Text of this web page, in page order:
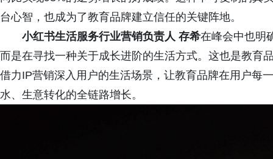
台心智，也成为了教育品牌建立信任的关键阵地。
小红书生活服务行业营销负责人 存希在峰会中也明
而是在寻找一种关于成长进阶的生活方式。这也是教育
借力IP营销深入用户的生活场景，让教育品牌在用户每
水、生意转化的全链路增长。